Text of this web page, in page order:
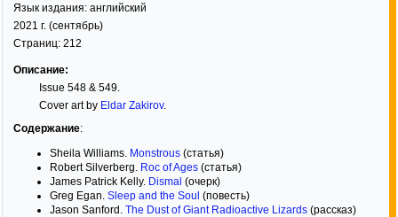
Язык издания: английский
2021 г. (сентябрь)
Страниц: 212
Описание:
Issue 548 & 549.
Cover art by Eldar Zakirov.
Содержание:
Sheila Williams. Monstrous (статья)
Robert Silverberg. Roc of Ages (статья)
James Patrick Kelly. Dismal (очерк)
Greg Egan. Sleep and the Soul (повесть)
Jason Sanford. The Dust of Giant Radioactive Lizards (рассказ)